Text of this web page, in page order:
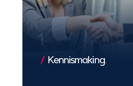
1
Kennismaking.